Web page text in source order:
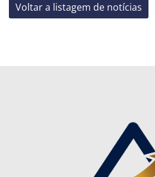
Voltar a listagem de notícias